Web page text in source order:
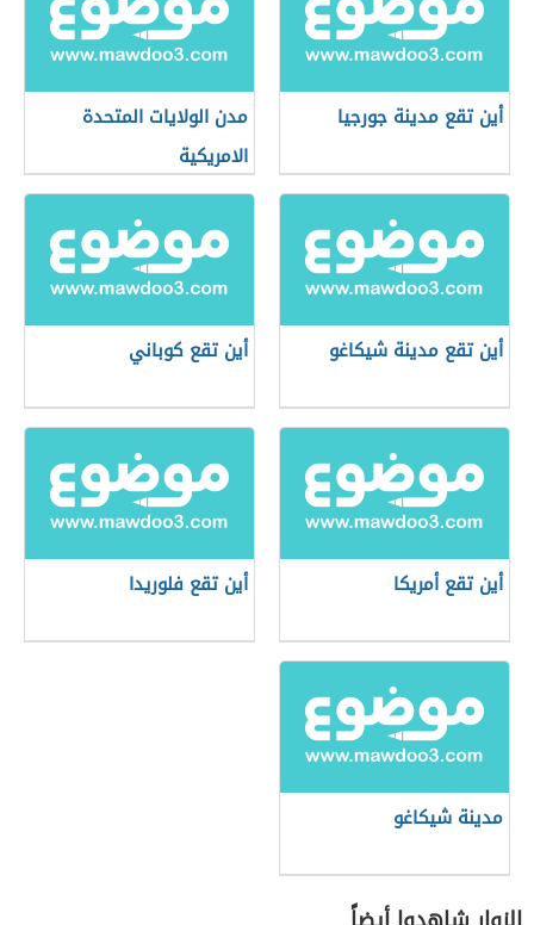
أين تقع مدينة جورجيا
مدن الولايات المتحدة
الامريكية
أين تقع مدينة شيكاغو أين تقع كوباني
أين تقع أمريكا أين تقع فلوريدا
مدينة شيكاغو